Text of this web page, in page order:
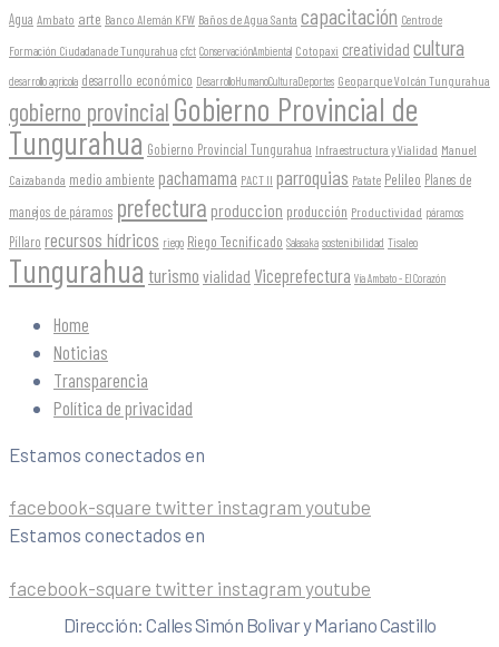
Agua Ambato arte Banco Alemán KFW Baños de Agua Santa capacitación Centro de
Formación Ciudadana de Tungurahua cfct ConservaciónAmbiental Cotopaxi creatividad cultura
desarrollo agrícola desarrollo económico DesarrolloHumanoCulturaDeportes Geoparque Volcán Tungurahua
gobierno provincial Gobierno Provincial de
Tungurahua Gobierno Provincial Tungurahua Infraestructura y Vialidad Manuel
Caizabanda medio ambiente pachamama PACT II parroquias Patate Pelileo Planes de
manejos de páramos prefectura produccion producción Productividad páramos
Píllaro recursos hídricos riego Riego Tecnificado Salasaka sostenibilidad Tisaleo
Tungurahua turismo vialidad Viceprefectura Vía Ambato - El Corazón
Home
Noticias
Transparencia
Política de privacidad
Estamos conectados en
facebook-square twitter instagram youtube
Estamos conectados en
facebook-square twitter instagram youtube
Dirección: Calles Simón Bolivar y Mariano Castillo